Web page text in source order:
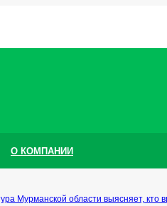
О КОМПАНИИ
Мурманской области выясняет, кто